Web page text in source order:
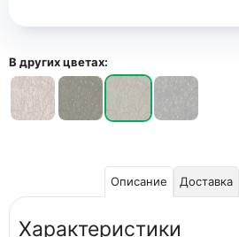
В других цветах:
Описание Доставка
Характеристики